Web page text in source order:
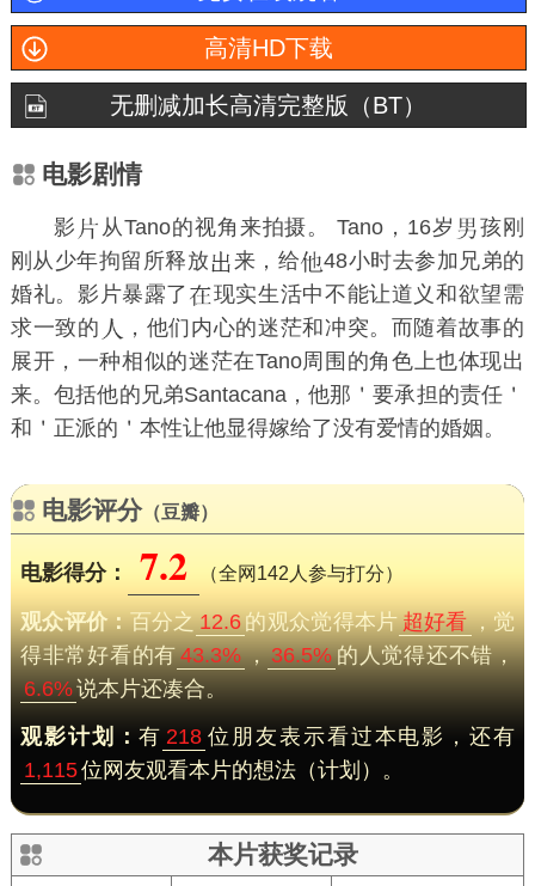
高清HD下载
无删减加长高清完整版（BT）
电影剧情
影 从Tano的视角来拍摄。 Tano，16岁
孩刚
刚从少年拘留所释放
来，给
48小时去参加兄弟的
婚礼。影片暴露了
现实生活中不能让道义和欲望需
求一致的
，他们内心的迷茫和冲突。而随着故事的
展开，一种相似的迷茫在Tano周围的角色上也体现出
来。包括他的兄弟Santacana，他那＇要承担的责任＇
和＇正派的＇本性让他显得嫁给了没有爱情的婚姻。
电影评分（豆瓣）
电影得分： 7.2 （全网142人参与打分）
观众评价：百分之12.6的观众觉得本片超好看，觉
得非常好看的有43.3%，36.5%的人觉得还不错，
6.6%说本片还凑合。
观影计划：有 218 位朋友表示看过本电影，还有
1,115位网友观看本片的想法（计划）。
本片获奖记录